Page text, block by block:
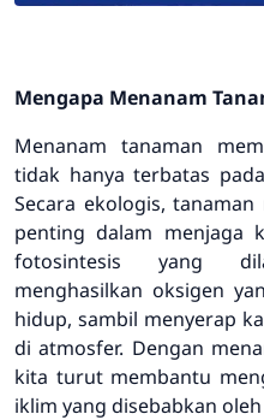
Mengapa Menanam
Menanam tanaman
tidak hanya terbatas
Secara ekologis,
penting dalam menjaga
fotosintesis yang
menghasilkan oksigen
hidup, sambil menyerap
di atmosfer. Dengan
kita turut membantu
iklim yang disebabkan